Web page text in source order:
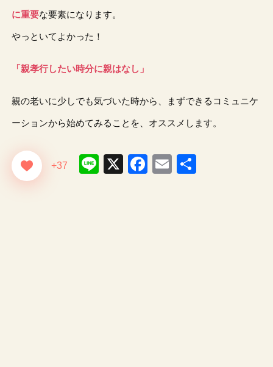
に重要な要素になります。
やっといてよかった！
「親孝行したい時分に親はなし」
親の老いに少しでも気づいた時から、まずできるコミュニケ
ーションから始めてみることを、オススメします。
+37 Line
X Facebook
Email